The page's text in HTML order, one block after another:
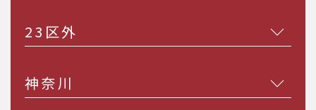
23区外
神奈川